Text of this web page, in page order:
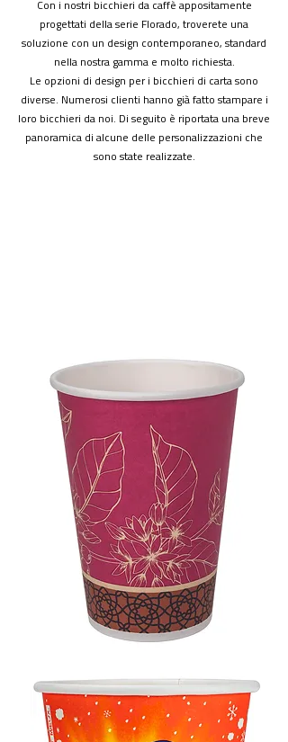
Con i nostri bicchieri da caffè appositamente
progettati della serie Florado, troverete una
soluzione con un design contemporaneo, standard
nella nostra gamma e molto richiesta.
Le opzioni di design per i bicchieri di carta sono
diverse. Numerosi clienti hanno già fatto stampare i
loro bicchieri da noi. Di seguito è riportata una breve
panoramica di alcune delle personalizzazioni che
sono state realizzate.